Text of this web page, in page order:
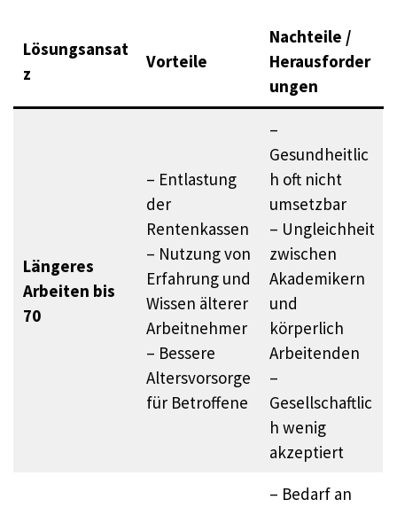
Lösungsansat
z
Vorteile
Nachteile /
Herausforder
ungen
Längeres
Arbeiten bis
70
– Entlastung
der
Rentenkassen
– Nutzung von
Erfahrung und
Wissen älterer
Arbeitnehmer
– Bessere
Altersvorsorge
für Betroffene
–
Gesundheitlic
h oft nicht
umsetzbar
– Ungleichheit
zwischen
Akademikern
und
körperlich
Arbeitenden
–
Gesellschaftlic
h wenig
akzeptiert
– Bedarf an